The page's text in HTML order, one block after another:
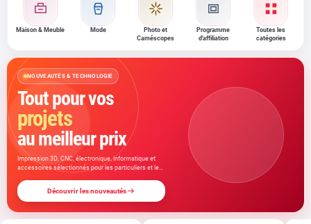
Maison & Meuble Mode
Photo et
Caméscopes
Programme
d'affiliation
Toutes les
catégories
NOUVEAUTÉS & TECHNOLOGIE
Tout pour vos
projets
au meilleur prix
Impression 3D, CNC, électronique, informatique et
accessoires sélectionnés pour les particuliers et les
Découvrir les nouveautés